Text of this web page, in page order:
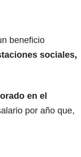
beneficio
sociales,
en el
por año que,